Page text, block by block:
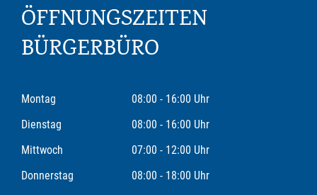
ÖFFNUNGSZEITEN
BÜRGERBÜRO
Montag
08:00 - 16:00 Uhr
Dienstag
08:00 - 16:00 Uhr
Mittwoch
07:00 - 12:00 Uhr
Donnerstag
08:00 - 18:00 Uhr